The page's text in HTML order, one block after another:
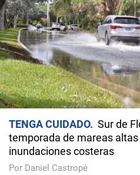
TENGA CUIDADO
Sur de
temporada de mareas
inundaciones costeras
Por Daniel Castropé